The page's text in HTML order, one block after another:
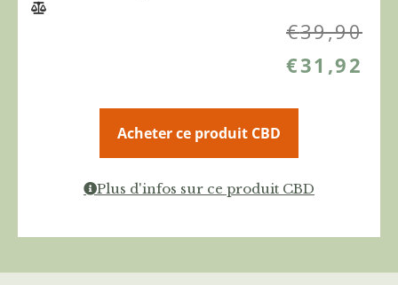
€39,90
€31,92
Acheter ce produit CBD
Plus d'infos sur ce produit CBD